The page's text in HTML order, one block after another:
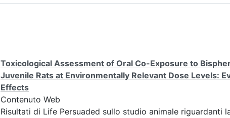
Toxicological Assessment of Oral Co-Exposure to
Juvenile Rats at Environmentally Relevant Dose Levels:
Effects
Contenuto Web
Risultati di Life Persuaded sullo studio animale riguardanti